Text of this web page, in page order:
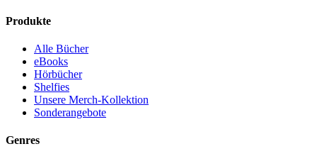
Produkte
Alle Bücher
eBooks
Hörbücher
Shelfies
Unsere Merch-Kollektion
Sonderangebote
Genres